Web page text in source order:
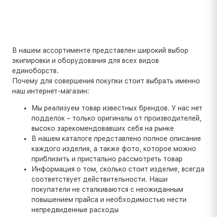
В нашем ассортименте представлен широкий выбор
экипировки и оборудования для всех видов
единоборств.
Почему для совершения покупки стоит выбрать именно
наш интернет-магазин:
Мы реализуем товар известных брендов. У нас нет
подделок – только оригиналы от производителей,
высоко зарекомендовавших себя на рынке
В нашем каталоге представлено полное описание
каждого изделия, а также фото, которое можно
приблизить и пристально рассмотреть товар
Информация о том, сколько стоит изделие, всегда
соответствует действительности. Наши
покупатели не сталкиваются с неожиданным
повышением прайса и необходимостью нести
непредвиденные расходы